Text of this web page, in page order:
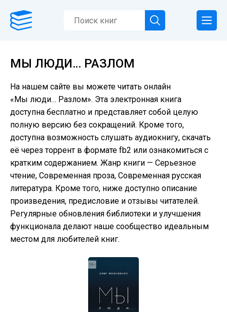
МЫ ЛЮДИ… РАЗЛОМ
На нашем сайте вы можете читать онлайн
«Мы люди… Разлом». Эта электронная книга
доступна бесплатно и представляет собой целую
полную версию без сокращений. Кроме того,
доступна возможность слушать аудиокнигу, скачать
её через торрент в формате fb2 или ознакомиться с
кратким содержанием. Жанр книги — Серьезное
чтение, Современная проза, Современная русская
литература. Кроме того, ниже доступно описание
произведения, предисловие и отзывы читателей.
Регулярные обновления библиотеки и улучшения
функционала делают наше сообщество идеальным
местом для любителей книг.